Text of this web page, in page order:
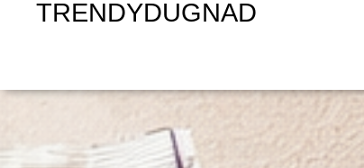
TRENDYDUGNAD